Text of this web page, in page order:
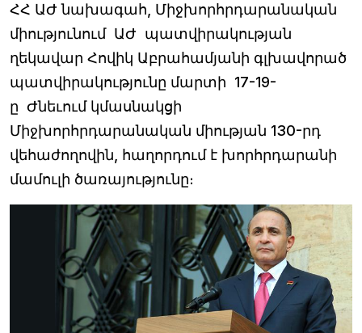
ՀՀ ԱԺ նախագահ, Միջխորհրդարանական
միությունում ԱԺ պատվիրակության
ղեկավար Հովիկ Աբրահամյանի գլխավորած
պատվիրակությունը մարտի 17-19-
ը Ժնեւում կմասնակցի
Միջխորհրդարանական միության 130-րդ
վեհաժողովին, հաղորդում է խորհրդարանի
մամուլի ծառայությունը։